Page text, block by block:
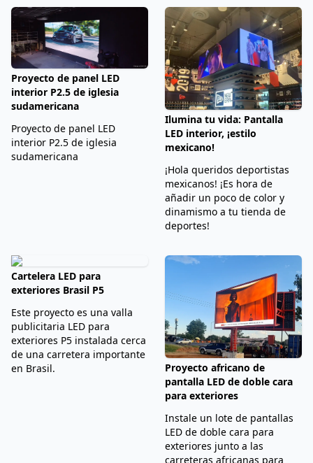
Proyecto de panel LED
interior P2.5 de iglesia
sudamericana
Proyecto de panel LED
interior P2.5 de iglesia
sudamericana
Ilumina tu vida: Pantalla
LED interior, ¡estilo
mexicano!
¡Hola queridos deportistas
mexicanos! ¡Es hora de
añadir un poco de color y
dinamismo a tu tienda de
deportes!
Cartelera LED para
exteriores Brasil P5
Este proyecto es una valla
publicitaria LED para
exteriores P5 instalada cerca
de una carretera importante
en Brasil.
Proyecto africano de
pantalla LED de doble cara
para exteriores
Instale un lote de pantallas
LED de doble cara para
exteriores junto a las
carreteras africanas para